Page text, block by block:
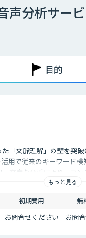
声分析サー
目的
「文脈理解」の壁を突
用で従来のキーワード検
。高度な分析により、コ
もっと見る
初期費用 無
お問合せください お問